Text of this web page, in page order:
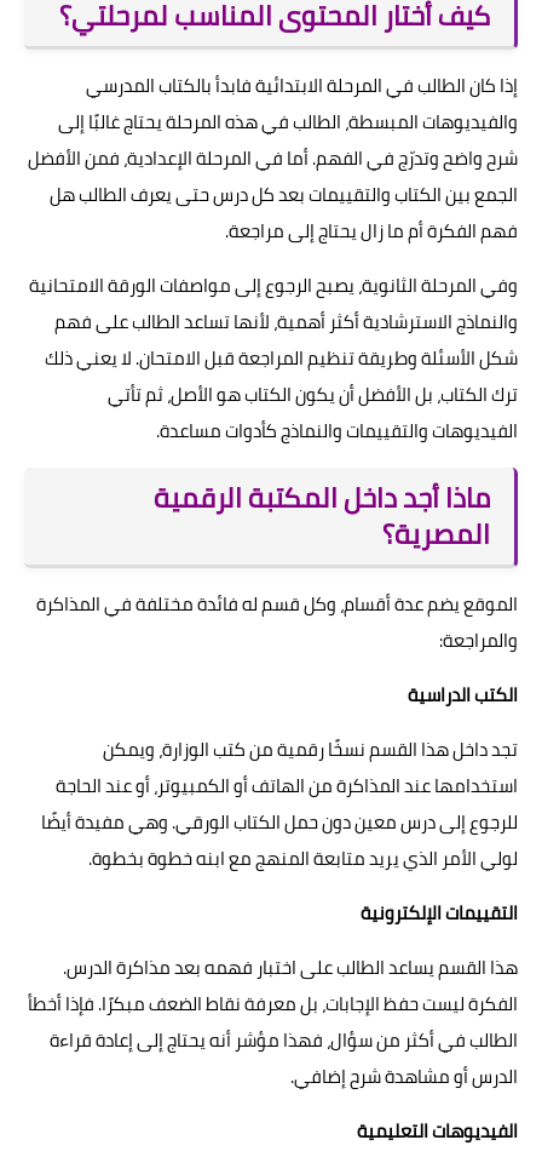
كيف أختار المحتوى المناسب لمرحلتي؟
إذا كان الطالب في المرحلة الابتدائية فابدأ بالكتاب المدرسي
والفيديوهات المبسطة، الطالب في هذه المرحلة يحتاج غالبًا إلى
شرح واضح وتدرّج في الفهم. أما في المرحلة الإعدادية، فمن الأفضل
الجمع بين الكتاب والتقييمات بعد كل درس حتى يعرف الطالب هل
فهم الفكرة أم ما زال يحتاج إلى مراجعة.
وفي المرحلة الثانوية، يصبح الرجوع إلى مواصفات الورقة الامتحانية
والنماذج الاسترشادية أكثر أهمية، لأنها تساعد الطالب على فهم
شكل الأسئلة وطريقة تنظيم المراجعة قبل الامتحان. لا يعني ذلك
ترك الكتاب، بل الأفضل أن يكون الكتاب هو الأصل، ثم تأتي
الفيديوهات والتقييمات والنماذج كأدوات مساعدة.
ماذا أجد داخل المكتبة الرقمية
المصرية؟
الموقع يضم عدة أقسام، وكل قسم له فائدة مختلفة في المذاكرة
والمراجعة:
الكتب الدراسية
تجد داخل هذا القسم نسخًا رقمية من كتب الوزارة، ويمكن
استخدامها عند المذاكرة من الهاتف أو الكمبيوتر، أو عند الحاجة
للرجوع إلى درس معين دون حمل الكتاب الورقي. وهي مفيدة أيضًا
لولي الأمر الذي يريد متابعة المنهج مع ابنه خطوة بخطوة.
التقييمات الإلكترونية
هذا القسم يساعد الطالب على اختبار فهمه بعد مذاكرة الدرس.
الفكرة ليست حفظ الإجابات، بل معرفة نقاط الضعف مبكرًا. فإذا أخطأ
الطالب في أكثر من سؤال، فهذا مؤشر أنه يحتاج إلى إعادة قراءة
الدرس أو مشاهدة شرح إضافي.
الفيديوهات التعليمية